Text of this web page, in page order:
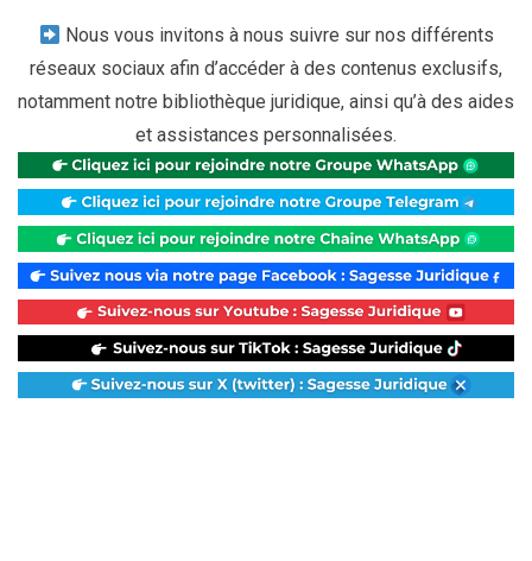
Nous vous invitons à nous suivre sur nos différents
réseaux sociaux afin d’accéder à des contenus exclusifs,
notamment notre bibliothèque juridique, ainsi qu’à des aides
et assistances personnalisées.